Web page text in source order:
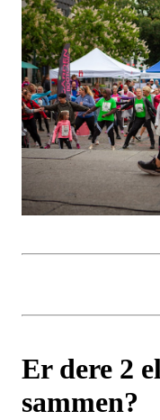
Er dere 2
sammen?